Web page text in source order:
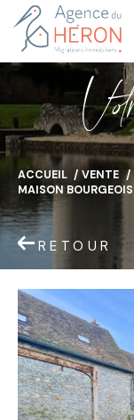
Vo
ACCUEIL VENTE
MAISON
RETOUR